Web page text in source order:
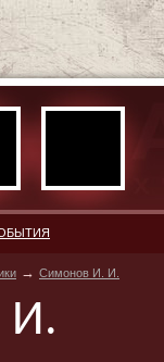
→ Симонов И. И.
И.